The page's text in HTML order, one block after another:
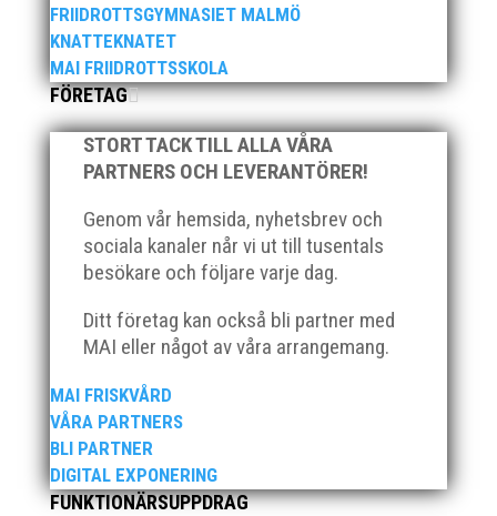
FRIIDROTTSGYMNASIET MALMÖ
KNATTEKNATET
MAI FRIIDROTTSSKOLA
FÖRETAG
STORT TACK TILL ALLA VÅRA
PARTNERS OCH LEVERANTÖRER!
Genom vår hemsida, nyhetsbrev och
sociala kanaler når vi ut till tusentals
besökare och följare varje dag.
Ditt företag kan också bli partner med
MAI eller något av våra arrangemang.
MAI FRISKVÅRD
VÅRA PARTNERS
BLI PARTNER
DIGITAL EXPONERING
FUNKTIONÄRSUPPDRAG
stark tro på framtiden efter några motiga år när inte
så mycket hänt...
När Friidrottssverige samlades för fest gick en av
utmärkelserna till MAI och Kalvinknatet – Lasses
priset ”Årets pulshöjare”, och bland annat fanns
ordförande Fredrik Wennolf på plats för att ta emot